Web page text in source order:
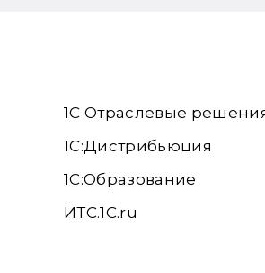
1С Отраслевые
1С:Дистрибьюция
1С:Образование
ИТС.1C.ru